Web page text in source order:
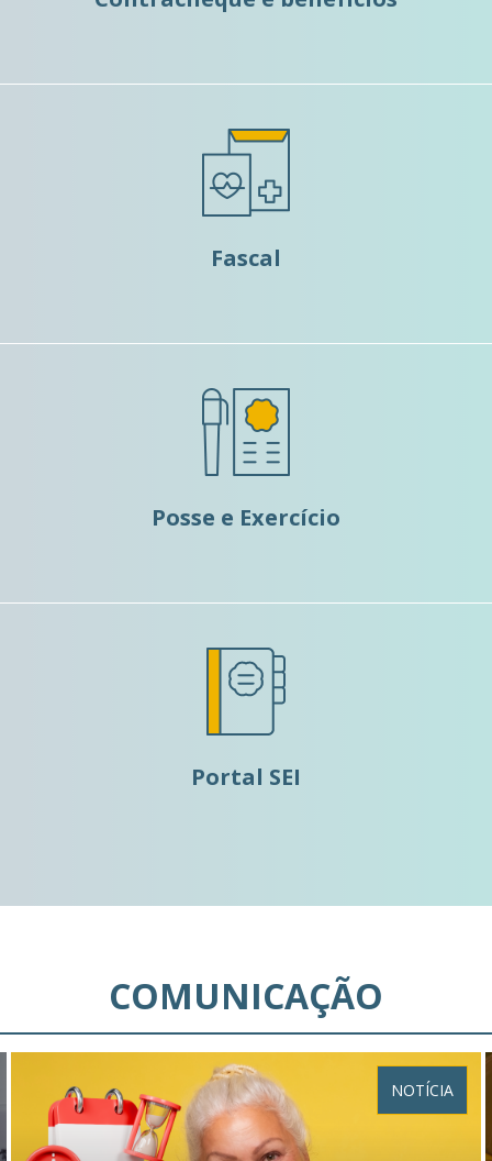
Fascal
Posse e Exercício
Portal SEI
COMUNICAÇÃO
NOTÍCIA